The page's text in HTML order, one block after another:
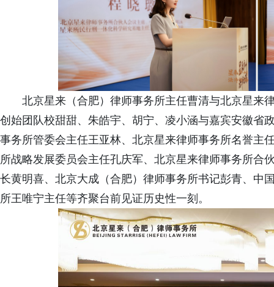
北京星来（合肥）律师事务所主任曹清与北京星来
创始团队校甜甜、朱皓宇、胡宁、凌小涵与嘉宾安徽省
事务所管委会主任王亚林、北京星来律师事务所名誉主
所战略发展委员会主任孔庆军、北京星来律师事务所合
长黄明喜、北京大成（合肥）律师事务所书记彭青、中
所王唯宁主任等齐聚台前见证历史性一刻。